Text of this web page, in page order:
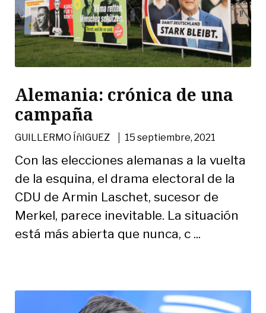
Alemania: crónica de una
campaña
GUILLERMO ÍñIGUEZ | 15 septiembre, 2021
Con las elecciones alemanas a la vuelta
de la esquina, el drama electoral de la
CDU de Armin Laschet, sucesor de
Merkel, parece inevitable. La situación
está más abierta que nunca, c ...